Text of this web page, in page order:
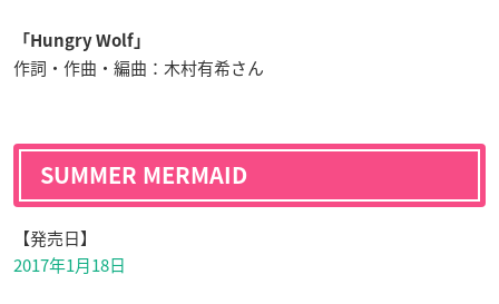
「Hungry Wolf」
作詞・作曲・編曲：木村有希さん
SUMMER MERMAID
【発売日】
2017年1月18日